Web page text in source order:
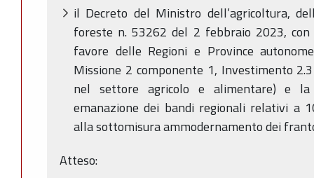
il Decreto del Ministro dell’agricoltura,
foreste n. 53262 del 2 febbraio 2023,
favore delle Regioni e Province
Missione 2 componente 1, Investimento
nel settore agricolo e alimentare) e
emanazione dei bandi regionali relativi a
alla sottomisura ammodernamento dei
Atteso: